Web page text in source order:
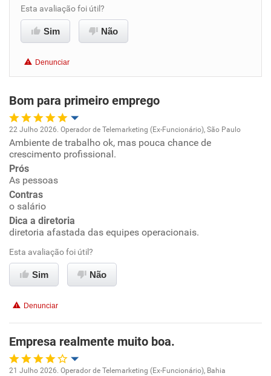
Conciliação com a vida familiar
Benefícios
Recomenda a diretoria
Esta avaliação foi útil?
Sim Não
Denunciar
Bom para primeiro emprego
Oportunidade de promoção
Ambiente de trabalho
Conciliação com a vida familiar
Benefícios
Recomenda esta empresa
Não recomenda a diretoria
22 Julho 2026. Operador de Telemarketing (Ex-Funcionário), São Paulo
Ambiente de trabalho ok, mas pouca chance de
crescimento profissional.
Prós
As pessoas
Contras
o salário
Dica a diretoria
diretoria afastada das equipes operacionais.
Esta avaliação foi útil?
Sim Não
Denunciar
Empresa realmente muito boa.
21 Julho 2026. Operador de Telemarketing (Ex-Funcionário), Bahia